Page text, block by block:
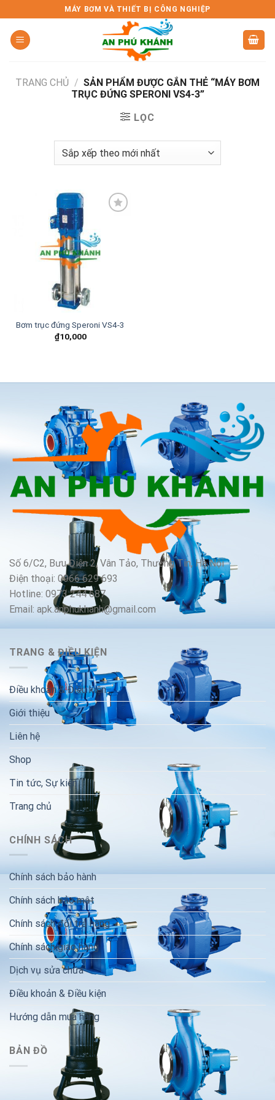
to
content
MÁY BƠM VÀ THIẾT BỊ CÔNG NGHIỆP
TRANG CHỦ / SẢN PHẨM ĐƯỢC GẮN THẺ “MÁY BƠM
TRỤC ĐỨNG SPERONI VS4-3”
LỌC
wishlist
Bơm trục đứng Speroni VS4-3
₫10,000
Số 6/C2, Bưu Điện 2, Vân Tảo, Thường Tín, Hà Nội
Điện thoại: 0966 629 693
Hotline: 0973 244 687
Email: apk.anphukhanh@gmail.com
TRANG & ĐIỀU KIỆN
Điều khoản & Điều kiện
Giới thiệu
Liên hệ
Shop
Tin tức, Sự kiện
Trang chủ
CHÍNH SÁCH
Chính sách bảo hành
Chính sách bảo mật
Chính sách đổi trả hàng
Chính sách giao hàng
Dịch vụ sửa chữa
Điều khoản & Điều kiện
Hướng dẫn mua hàng
BẢN ĐỒ